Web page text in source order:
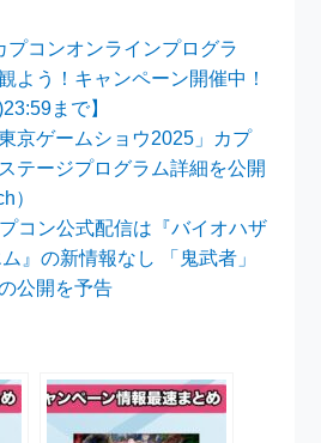
プコンオンラインプログラ
よう！キャンペーン開催中！
まで】
京ゲームショウ2025」カプ
テージプログラム詳細を公開
）
コン公式配信は『バイオハザ
』の新情報なし 「鬼武者」
公開を予告